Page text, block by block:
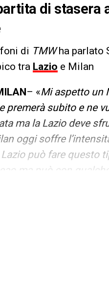
di stasera
di TMWha parlato
tra Lazio e Milan
– «Mi aspetto un
premerà subito e ne
ma la Lazio deve
oggi soffre
può fare questo
ma può con
bene. Se la